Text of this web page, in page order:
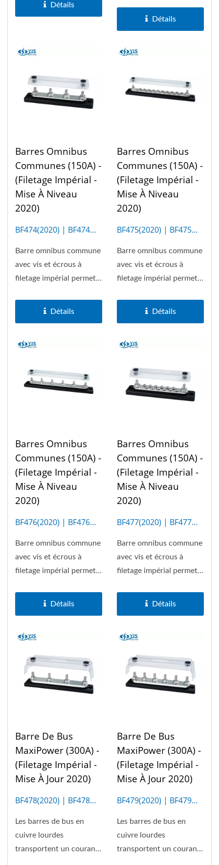
Détails
Détails
Barres Omnibus
Communes (150A) -
(Filetage Impérial -
Mise À Niveau
2020)
BF474(2020) | BF474M
Barre omnibus commune
avec vis et écrous à
filetage impérial permet
Détails
Barres Omnibus
Communes (150A) -
(Filetage Impérial -
Mise À Niveau
2020)
BF475(2020) | BF475M
Barre omnibus commune
avec vis et écrous à
filetage impérial permet
Détails
Barres Omnibus
Communes (150A) -
(Filetage Impérial -
Mise À Niveau
2020)
BF476(2020) | BF476M
Barre omnibus commune
avec vis et écrous à
filetage impérial permet
Détails
Barres Omnibus
Communes (150A) -
(Filetage Impérial -
Mise À Niveau
2020)
BF477(2020) | BF477M
Barre omnibus commune
avec vis et écrous à
filetage impérial permet
Détails
Barre De Bus
MaxiPower (300A) -
(Filetage Impérial -
Mise À Jour 2020)
BF478(2020) | BF478M
Les barres de bus en
cuivre lourdes
transportent un courant
Barre De Bus
MaxiPower (300A) -
(Filetage Impérial -
Mise À Jour 2020)
BF479(2020) | BF479M
Les barres de bus en
cuivre lourdes
transportent un courant